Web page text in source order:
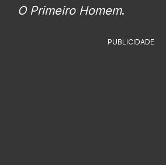
O Primeiro Homem.
PUBLICIDADE